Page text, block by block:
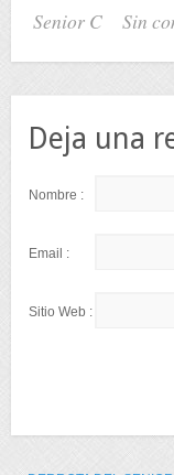
Senior C Sin
Deja una
Nombre :
Email :
Sitio Web :